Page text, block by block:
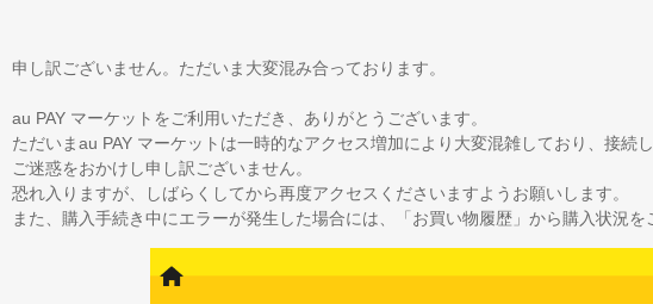
申し訳ございません。ただいま大変混み合っております。
au PAY マーケットをご利用いただき、ありがとうございます。
ただいまau PAY マーケットは一時的なアクセス増加により大変混雑しており、接続
ご迷惑をおかけし申し訳ございません。
恐れ入りますが、しばらくしてから再度アクセスくださいますようお願いします。
また、購入手続き中にエラーが発生した場合には、「お買い物履歴」から購入状況を